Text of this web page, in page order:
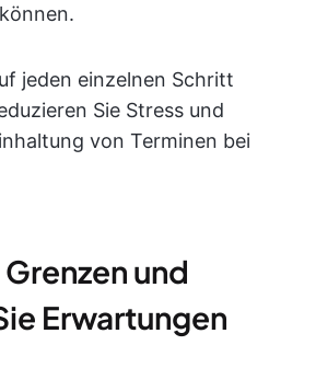
jeden einzelnen Schritt
Sie Stress und
von Terminen bei
und
Erwartungen